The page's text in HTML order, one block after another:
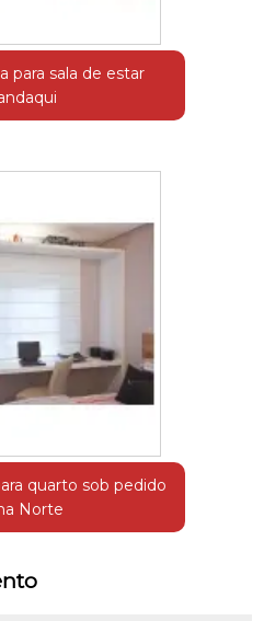
para sala de estar
quarto sob pedido
Norte